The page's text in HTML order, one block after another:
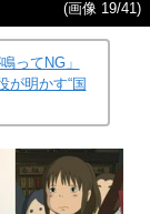
(画像 19/41)
ってNG」
が明かす“国